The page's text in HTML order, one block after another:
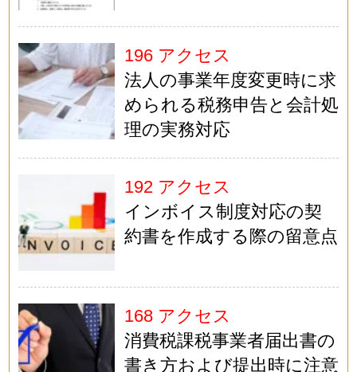
196 アクセス
法人の事業年度変更時に求
められる税務申告と会計処
理の実務対応
192 アクセス
インボイス制度対応の契
約書を作成する際の留意点
168 アクセス
消費税課税事業者届出書の
書き方および提出時に注意